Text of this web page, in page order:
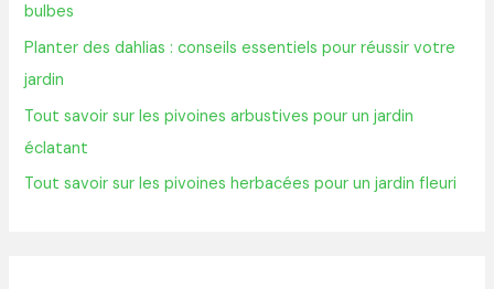
r
:
bulbes
Planter des dahlias : conseils essentiels pour réussir votre
jardin
Tout savoir sur les pivoines arbustives pour un jardin
éclatant
Tout savoir sur les pivoines herbacées pour un jardin fleuri